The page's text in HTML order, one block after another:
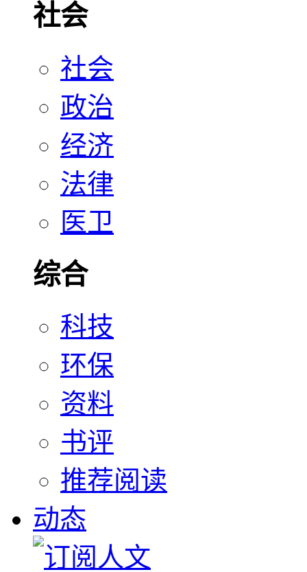
社会
社会
政治
经济
法律
医卫
综合
科技
环保
资料
书评
推荐阅读
动态